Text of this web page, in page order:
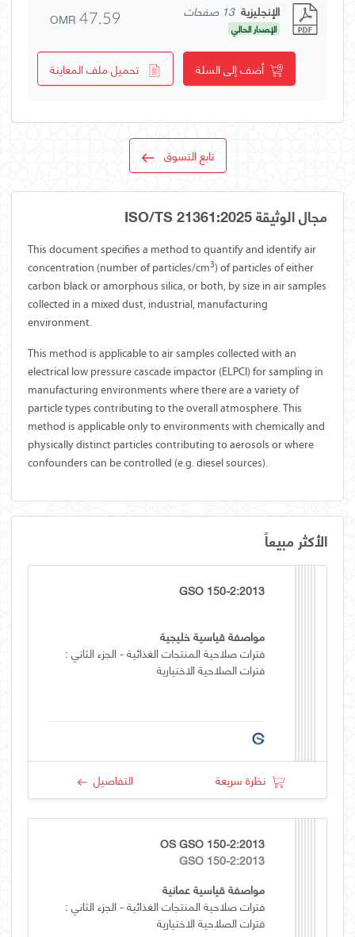
الإنجليزية 13 صفحات
الإصدار الحالي OMR 47.59
أضف إلى السلة تحميل ملف المعاينة
تابع التسوق
مجال الوثيقة ISO/TS 21361:2025
This document specifies a method to quantify and identify air
concentration (number of particles/cm3) of particles of either
carbon black or amorphous silica, or both, by size in air samples
collected in a mixed dust, industrial, manufacturing
environment.
This method is applicable to air samples collected with an
electrical low pressure cascade impactor (ELPCI) for sampling in
manufacturing environments where there are a variety of
particle types contributing to the overall atmosphere. This
method is applicable only to environments with chemically and
physically distinct particles contributing to aerosols or where
confounders can be controlled (e.g. diesel sources).
الأكثر مبيعاً
GSO 150-2:2013
مواصفة قياسية خليجية
فترات صلاحية المنتجات الغذائية - الجزء الثاني :
فترات الصلاحية الاختيارية
نظرة سريعة التفاصيل
OS GSO 150-2:2013
GSO 150-2:2013
مواصفة قياسية عمانية
فترات صلاحية المنتجات الغذائية - الجزء الثاني :
فترات الصلاحية الاختيارية